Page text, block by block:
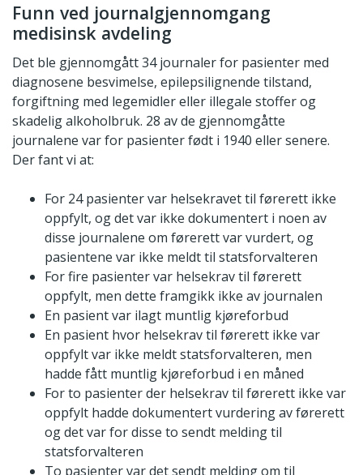
Funn ved journalgjennomgang
medisinsk avdeling
Det ble gjennomgått 34 journaler for pasienter med
diagnosene besvimelse, epilepsilignende tilstand,
forgiftning med legemidler eller illegale stoffer og
skadelig alkoholbruk. 28 av de gjennomgåtte
journalene var for pasienter født i 1940 eller senere.
Der fant vi at:
For 24 pasienter var helsekravet til førerett ikke
oppfylt, og det var ikke dokumentert i noen av
disse journalene om førerett var vurdert, og
pasientene var ikke meldt til statsforvalteren
For fire pasienter var helsekrav til førerett
oppfylt, men dette framgikk ikke av journalen
En pasient var ilagt muntlig kjøreforbud
En pasient hvor helsekrav til førerett ikke var
oppfylt var ikke meldt statsforvalteren, men
hadde fått muntlig kjøreforbud i en måned
For to pasienter der helsekrav til førerett ikke var
oppfylt hadde dokumentert vurdering av førerett
og det var for disse to sendt melding til
statsforvalteren
To pasienter var det sendt melding om til